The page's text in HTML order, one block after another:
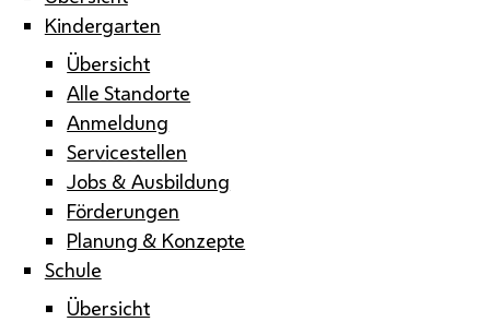
Kindergarten
Übersicht
Alle Standorte
Anmeldung
Servicestellen
Jobs & Ausbildung
Förderungen
Planung & Konzepte
Schule
Übersicht